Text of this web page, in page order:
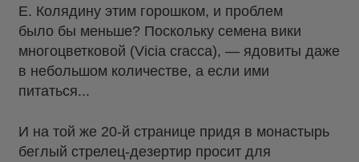
Е. Колядину этим горошком, и проблем
было бы меньше? Поскольку семена вики
многоцветковой (Vicia cracca), — ядовиты даже
в небольшом количестве, а если ими
питаться...
И на той же 20-й странице придя в монастырь
беглый стрелец-дезертир просит для